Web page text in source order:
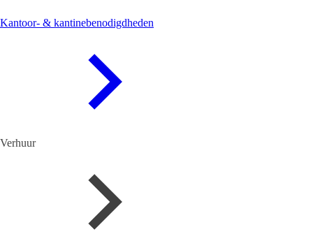
Kantoor- & kantinebenodigdheden
Verhuur